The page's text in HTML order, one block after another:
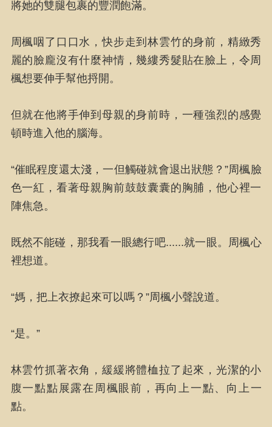
將她的雙腿包裹的豐潤飽滿。
周楓咽了口口水，快步走到林雲竹的身前，精緻秀
麗的臉龐沒有什麼神情，幾縷秀髮貼在臉上，令周
楓想要伸手幫他捋開。
但就在他將手伸到母親的身前時，一種強烈的感覺
頓時進入他的腦海。
“催眠程度還太淺，一但觸碰就會退出狀態？”周楓臉
色一紅，看著母親胸前鼓鼓囊囊的胸脯，他心裡一
陣焦急。
既然不能碰，那我看一眼總行吧......就一眼。周楓心
裡想道。
“媽，把上衣撩起來可以嗎？”周楓小聲說道。
“是。”
林雲竹抓著衣角，緩緩將體桖拉了起來，光潔的小
腹一點點展露在周楓眼前，再向上一點、向上一
點。